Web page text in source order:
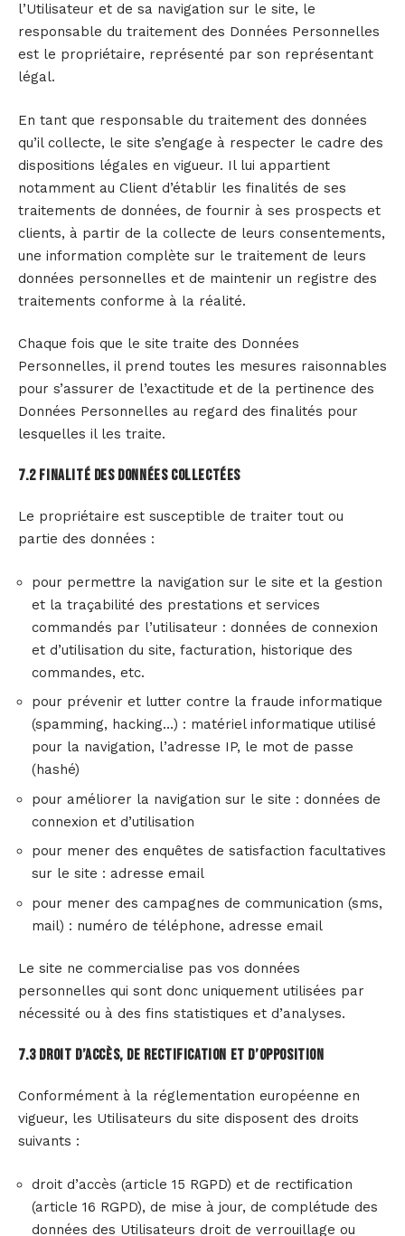
l’Utilisateur et de sa navigation sur le site, le
responsable du traitement des Données Personnelles
est le propriétaire, représenté par son représentant
légal.
En tant que responsable du traitement des données
qu’il collecte, le site s’engage à respecter le cadre des
dispositions légales en vigueur. Il lui appartient
notamment au Client d’établir les finalités de ses
traitements de données, de fournir à ses prospects et
clients, à partir de la collecte de leurs consentements,
une information complète sur le traitement de leurs
données personnelles et de maintenir un registre des
traitements conforme à la réalité.
Chaque fois que le site traite des Données
Personnelles, il prend toutes les mesures raisonnables
pour s’assurer de l’exactitude et de la pertinence des
Données Personnelles au regard des finalités pour
lesquelles il les traite.
7.2 Finalité des données collectées
Le propriétaire est susceptible de traiter tout ou
partie des données :
pour permettre la navigation sur le site et la gestion
et la traçabilité des prestations et services
commandés par l’utilisateur : données de connexion
et d’utilisation du site, facturation, historique des
commandes, etc.
pour prévenir et lutter contre la fraude informatique
(spamming, hacking…) : matériel informatique utilisé
pour la navigation, l’adresse IP, le mot de passe
(hashé)
pour améliorer la navigation sur le site : données de
connexion et d’utilisation
pour mener des enquêtes de satisfaction facultatives
sur le site : adresse email
pour mener des campagnes de communication (sms,
mail) : numéro de téléphone, adresse email
Le site ne commercialise pas vos données
personnelles qui sont donc uniquement utilisées par
nécessité ou à des fins statistiques et d’analyses.
7.3 Droit d’accès, de rectification et d’opposition
Conformément à la réglementation européenne en
vigueur, les Utilisateurs du site disposent des droits
suivants :
droit d’accès (article 15 RGPD) et de rectification
(article 16 RGPD), de mise à jour, de complétude des
données des Utilisateurs droit de verrouillage ou